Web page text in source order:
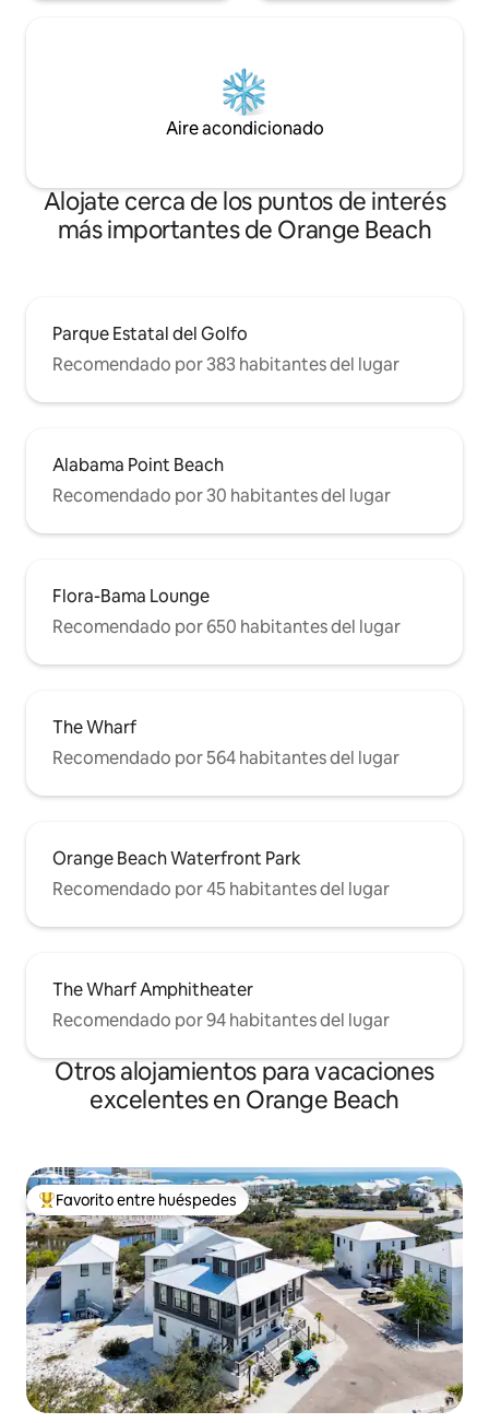
Aire acondicionado
Alojate cerca de los puntos de interés
más importantes de Orange Beach
Parque Estatal del Golfo
Recomendado por 383 habitantes del lugar
Alabama Point Beach
Recomendado por 30 habitantes del lugar
Flora-Bama Lounge
Recomendado por 650 habitantes del lugar
The Wharf
Recomendado por 564 habitantes del lugar
Orange Beach Waterfront Park
Recomendado por 45 habitantes del lugar
The Wharf Amphitheater
Recomendado por 94 habitantes del lugar
Otros alojamientos para vacaciones
excelentes en Orange Beach
Favorito entre los huéspedes más destacados
Favorito entre huéspedes